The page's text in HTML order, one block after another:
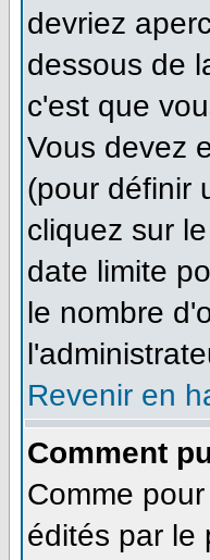
devriez
dessous de
c'est que
Vous devez
(pour définir
cliquez sur
date limite
le nombre
Revenir en
Comment
Comme
édités par le